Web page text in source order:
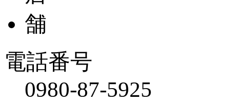
電話番号
0980-87-5925